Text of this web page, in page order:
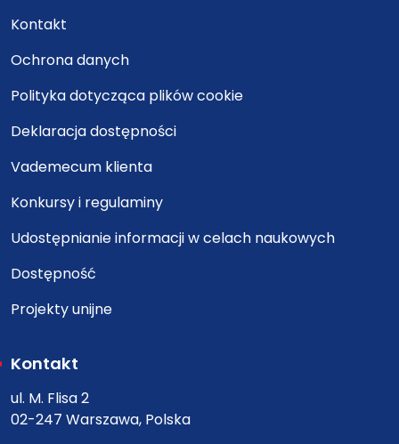
Kontakt
Ochrona danych
Polityka dotycząca plików cookie
Deklaracja dostępności
Vademecum klienta
Konkursy i regulaminy
Udostępnianie informacji w celach naukowych
Dostępność
Projekty unijne
Kontakt
ul. M. Flisa 2
02-247 Warszawa, Polska